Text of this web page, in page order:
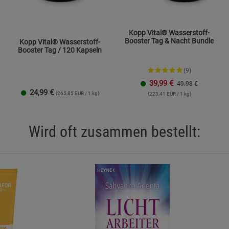
Kopp Vital® Wasserstoff-
Booster Tag / 120 Kapseln
24,99 € (265,85 EUR / 1 kg)
Kopp Vital® Wasserstoff-
Booster Tag & Nacht Bundle
(9)
39,99 € 49.98 €
(223,41 EUR / 1 kg)
Wird oft zusammen bestellt:
Cookie-Informationenanzeigen
Marketing
Beschreibung Marketing Cookies
Datenschutzerklärung Impressum